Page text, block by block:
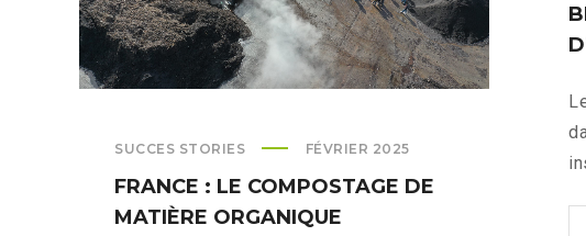
SUCCES STORIES FÉVRIER 2025
FRANCE : LE COMPOSTAGE DE
MATIÈRE ORGANIQUE